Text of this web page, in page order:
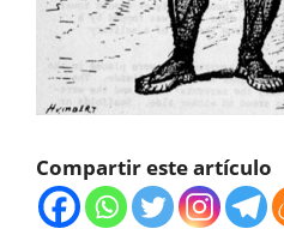
Compartir este artículo